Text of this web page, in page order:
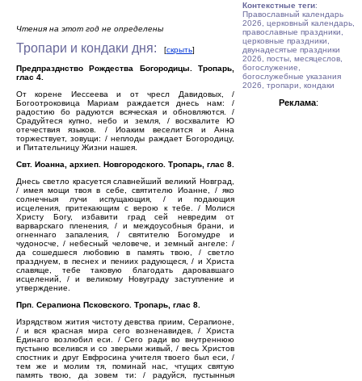
Чтения на этот год не определены
Тропари и кондаки дня: [скрыть]
Предпразднство Рождества Богородицы. Тропарь,
глас 4.
От корене Иессеева и от чресл Давидовых, /
Богоотроковица Мариам раждается днесь нам: /
радостию бо радуются всяческая и обновляются. /
Срадуйтеся купно, небо и земля, / восхвалите Ю
отечествия языков. / Иоаким веселится и Анна
торжествует, зовущи: / неплоды раждает Богородицу,
и Питательницу Жизни нашея.
Свт. Иоанна, архиеп. Новгородского. Тропарь, глас 8.
Днесь светло красуется славнейший великий Новград,
/ имея мощи твоя в себе, святителю Иоанне, / яко
солнечныя лучи испущающия, / и подающия
исцеления, притекающим с верою к тебе. / Молися
Христу Богу, избавити град сей невредим от
варварскаго пленения, / и междоусобныя брани, и
огненнаго запаления, / святителю Богомудре и
чудоносче, / небесный человече, и земный ангеле: /
да сошедшеся любовию в память твою, / светло
празднуем, в песнех и пениих радующеся, / и Христа
славяще, тебе таковую благодать даровавшаго
исцелений, / и великому Новуграду заступление и
утверждение.
Прп. Серапиона Псковского. Тропарь, глас 8.
Изрядством жития чистоту девства приим, Серапионе,
/ и вся красная мира сего возненавидев, / Христа
Единаго возлюбил еси. / Сего ради во внутреннюю
пустыню вселився и со зверьми живый, / весь Христов
спостник и друг Евфросина учителя твоего был еси, /
тем же и молим тя, поминай нас, чтущих святую
память твою, да зовем ти: / радуйся, пустынныя
Контекстные теги:
Православный календарь
2026, церковный календарь,
православные праздники,
церковные праздники,
двунадесятые праздники
2026, посты, месяцеслов,
богослужение,
богослужебные указания
2026, тропари, кондаки
Реклама: